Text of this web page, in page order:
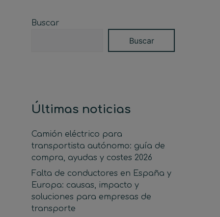
Buscar
Buscar
Últimas noticias
Camión eléctrico para
transportista autónomo: guía de
compra, ayudas y costes 2026
Falta de conductores en España y
Europa: causas, impacto y
soluciones para empresas de
transporte